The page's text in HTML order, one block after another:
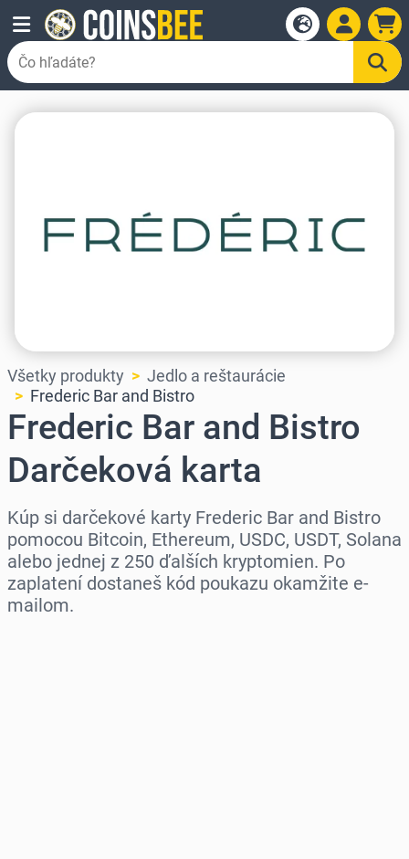
Všetky produkty
Jedlo a reštaurácie
Frederic Bar and Bistro
Frederic Bar and Bistro
Darčeková karta
Kúp si darčekové karty Frederic Bar and Bistro
pomocou Bitcoin, Ethereum, USDC, USDT, Solana
alebo jednej z 250 ďalších kryptomien. Po
zaplatení dostaneš kód poukazu okamžite e-
mailom.